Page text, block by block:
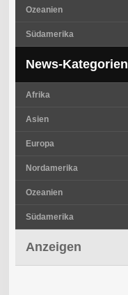
Ozeanien
Südamerika
News-Kategorien
Afrika
Asien
Europa
Nordamerika
Ozeanien
Südamerika
Anzeigen